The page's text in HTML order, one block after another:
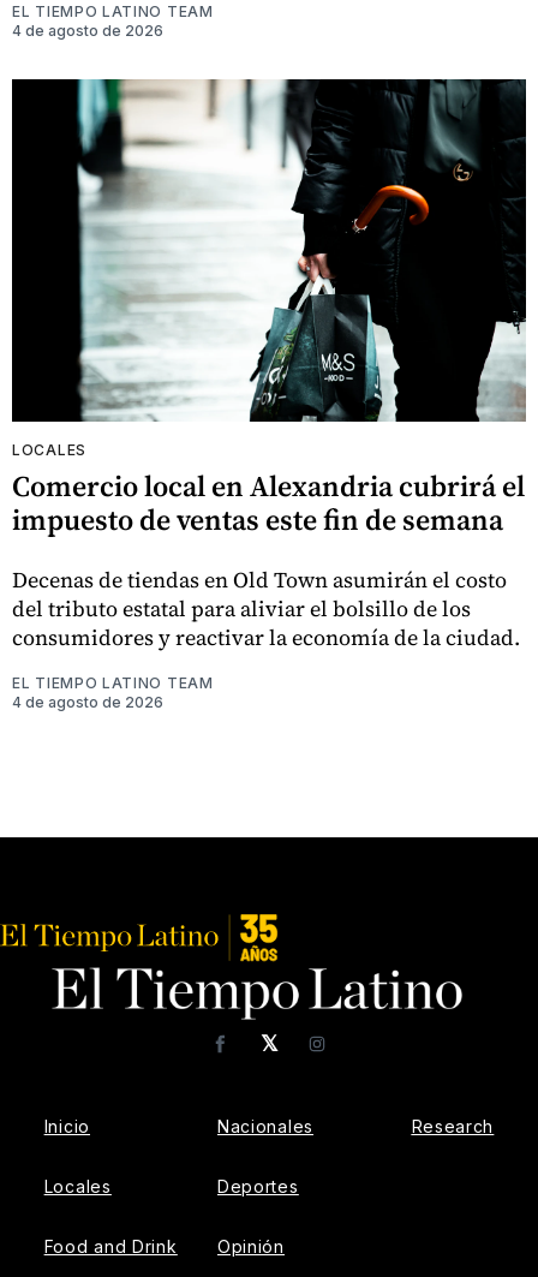
EL TIEMPO LATINO TEAM
4 de agosto de 2026
LOCALES
Comercio local en Alexandria cubrirá el
impuesto de ventas este fin de semana
Decenas de tiendas en Old Town asumirán el costo
del tributo estatal para aliviar el bolsillo de los
consumidores y reactivar la economía de la ciudad.
EL TIEMPO LATINO TEAM
4 de agosto de 2026
𝕏
FacebookInstagram
Inicio
Locales
Food and Drink
Nacionales
Deportes
Opinión
Research